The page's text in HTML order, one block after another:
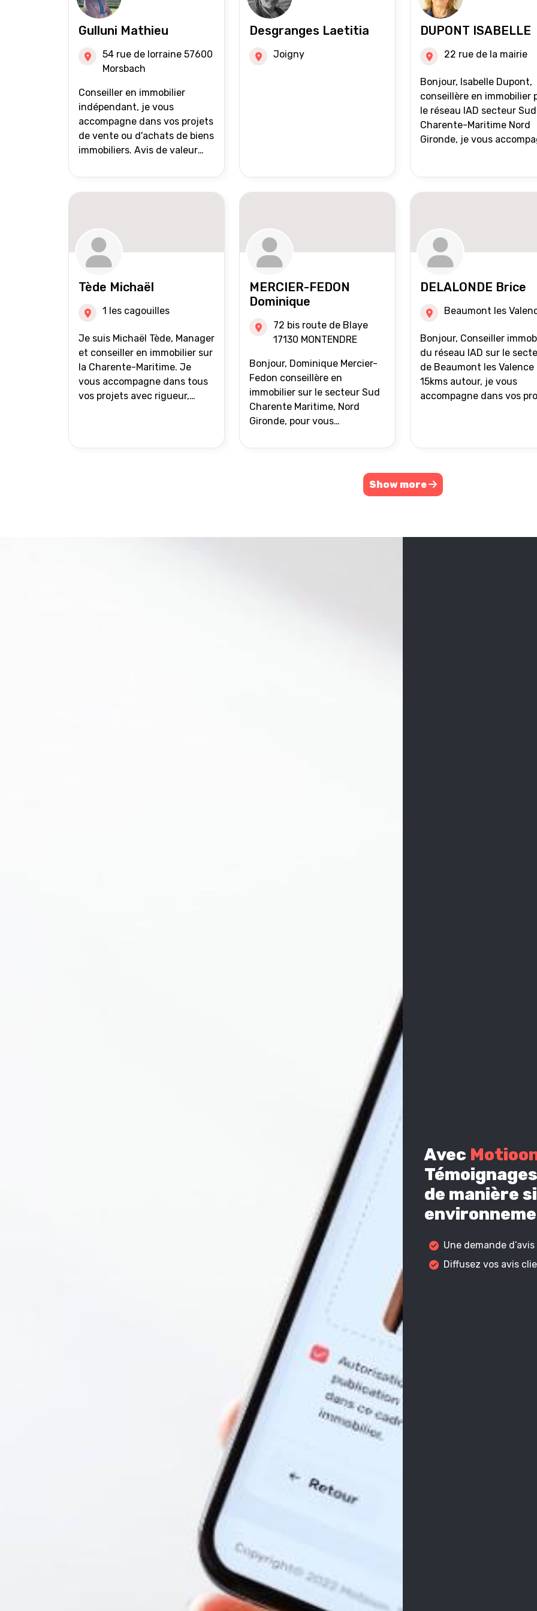
Gulluni Mathieu
54 rue de lorraine 57600
Morsbach
Conseiller en immobilier
indépendant, je vous
accompagne dans vos projets
de vente ou d'achats de biens
immobiliers. Avis de valeur
suivi personnalisés Mise en
avant du bien grâce à des
(niveau national et
international) Validation du
financement des acquéreurs
auprès de partenaires
financiers Portefeuille de
clients acquéreurs travaillé et
Vente en partage grâce au
réseau Iad France et Iad
Deutschland Inter agence
Desgranges Laetitia
Joigny
DUPONT ISABELLE
22 rue de la mairie
Bonjour, Isabelle Dupont,
conseillère en immobilier
le réseau IAD secteur Sud
Charente-Maritime Nord
Gironde, je vous
Tède Michaël
1 les cagouilles
Je suis Michaël Tède, Manager
et conseiller en immobilier sur
la Charente-Maritime. Je
vous accompagne dans tous
vos projets avec rigueur,
MERCIER-FEDON
Dominique
72 bis route de Blaye
17130 MONTENDRE
Bonjour, Dominique Mercier-
Fedon conseillère en
immobilier sur le secteur Sud
Charente Maritime, Nord
Gironde, pour vous
projets immobiliers.
DELALONDE Brice
Beaumont les
Bonjour, Conseiller immobilier
du réseau IAD sur le
de Beaumont les Valence
15kms autour, je vous
accompagne dans vos
Show more
Avec
de manière
Une demande
Diffusez vos avis